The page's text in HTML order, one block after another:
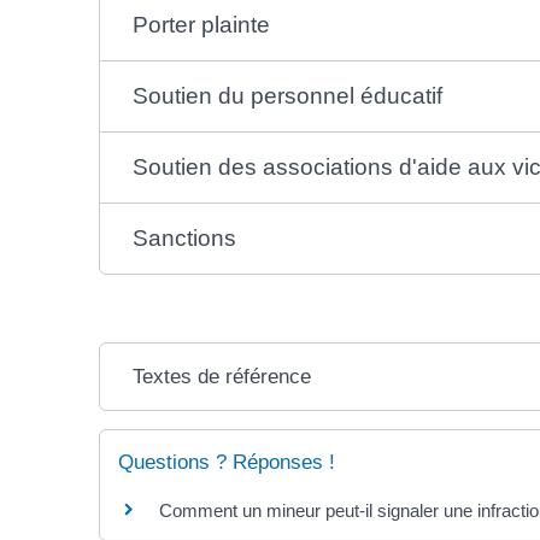
Porter plainte
Soutien du personnel éducatif
Soutien des associations d'aide aux
Sanctions
Textes de référence
Questions ? Réponses !
Comment un mineur peut-il signaler une